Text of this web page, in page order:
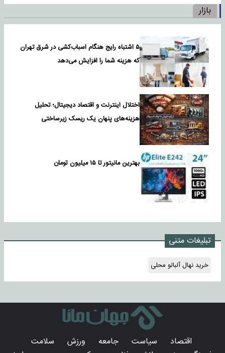
بازار
۵ اشتباه رایج هنگام اسباب‌کشی در شرق تهران
که هزینه شما را افزایش می‌دهد
اختلال اینترنت و اقتصاد دیجیتال؛ تحلیل
هزینه‌های پنهان یک ریسک زیرساختی
بهترین مانیتور تا ۱۵ میلیون تومان
تبلیغات متنی
خرید نهال آلبالو محلی
اقتصاد سیاست جامعه ورزش
سلامت